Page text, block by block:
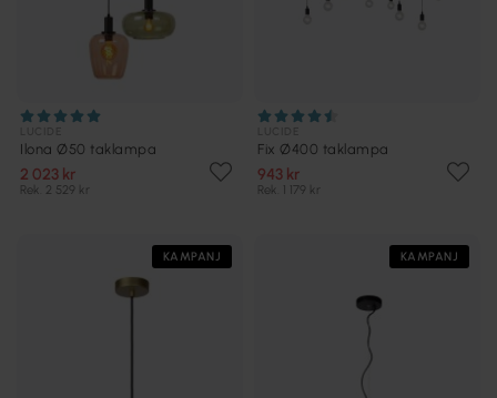
Ilona Ø50 taklampa
2 023 kr
Rek. 2 529 kr
Fix Ø400 taklampa
943 kr
Rek. 1 179 kr
KAMPANJ KAMPANJ